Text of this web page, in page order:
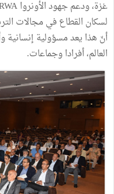
لسكان القطاع في مجالات
أنّ هذا يعد مسؤولية إنسانية
العالم، أفرادا وجماعات.